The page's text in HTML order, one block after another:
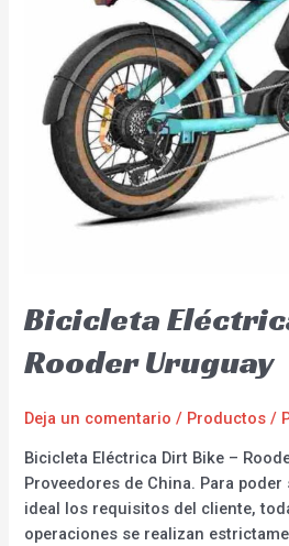
Bicicleta
Rooder Uruguay
Deja un comentario / Productos /
Bicicleta Eléctrica Dirt Bike –
Proveedores de China. Para
ideal los requisitos del cliente,
operaciones se realizan